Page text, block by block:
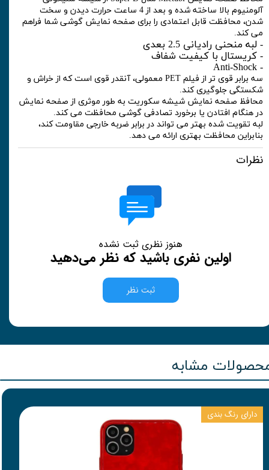
آلومنیوم بالا ساخته شده و بعد از 4 ساعت حرارت دیدن و سخت
شدن، محافظت قابل اعتمادی را برای صفحه نمایش گوشی شما فراهم
می کند.
- لبه منحنی رادیانی 2.5 بعدی
- کریستال با کیفیت شفاف
- Anti-Shock
سه برابر قوی تر از فیلم PET معمولی، آنقدر قوی است که از خراش و
شکستگی جلوگیری کند.
محافظ صفحه نمایش شیشه سکوریت به طور موثری از صفحه نمایش
در هنگام افتادن یا برخورد تصادفی گوشی محافظت می کند.
لبه تقویت شده بهتر می تواند در برابر ضربه خارجی مقاومت کند،
بنابراین محافظت بهتری ارائه می دهد.
نظرات
هنوز نظری ثبت نشده
اولین نفری باشید که نظر می‌دهید
ثبت نظر
مشابه
دارای رنگ بندی